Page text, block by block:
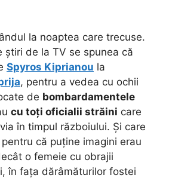
la noaptea care trecuse.
știri de la TV se spunea că
Spyros Kiprianou la
, pentru a vedea cu ochii
de bombardamentele
cu toți oficialii străini care
în timpul războiului. Și care
că puține imagini erau
o femeie cu obrajii
în fața dărâmăturilor fostei